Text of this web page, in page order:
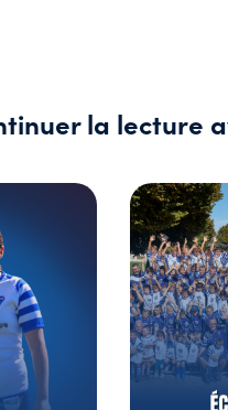
la lecture